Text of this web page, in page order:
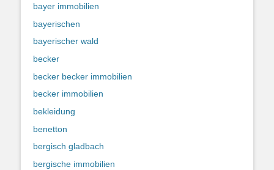
bayer immobilien
bayerischen
bayerischer wald
becker
becker becker immobilien
becker immobilien
bekleidung
benetton
bergisch gladbach
bergische immobilien